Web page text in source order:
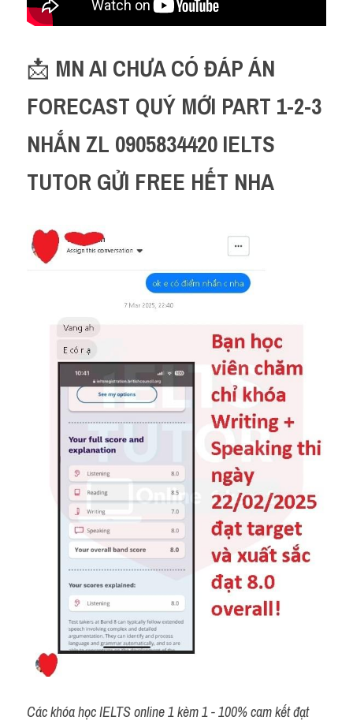
📩 MN AI CHƯA CÓ ĐÁP ÁN
FORECAST QUÝ MỚI PART 1-2-3
NHẮN ZL 0905834420 IELTS
TUTOR GỬI FREE HẾT NHA
Các khóa học IELTS online 1 kèm 1 - 100% cam kết đạt